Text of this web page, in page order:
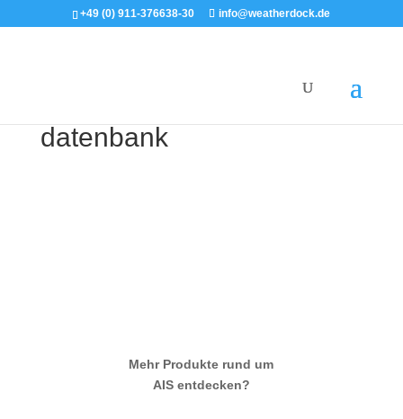
+49 (0) 911-376638-30 info@weatherdock.de
datenbank
Mehr Produkte rund um
AIS entdecken?